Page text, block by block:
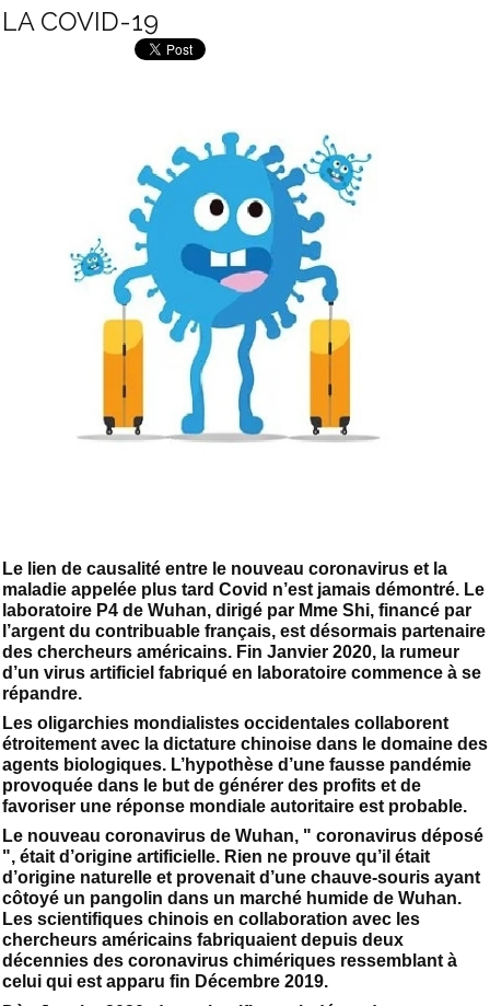
LA COVID-19
Le lien de causalité entre le nouveau coronavirus et la
maladie appelée plus tard Covid n’est jamais démontré. Le
laboratoire P4 de Wuhan, dirigé par Mme Shi, financé par
l’argent du contribuable français, est désormais partenaire
des chercheurs américains. Fin Janvier 2020, la rumeur
d’un virus artificiel fabriqué en laboratoire commence à se
répandre.
Les oligarchies mondialistes occidentales collaborent
étroitement avec la dictature chinoise dans le domaine des
agents biologiques. L’hypothèse d’une fausse pandémie
provoquée dans le but de générer des profits et de
favoriser une réponse mondiale autoritaire est probable.
Le nouveau coronavirus de Wuhan, " coronavirus déposé
", était d’origine artificielle. Rien ne prouve qu’il était
d’origine naturelle et provenait d’une chauve-souris ayant
côtoyé un pangolin dans un marché humide de Wuhan.
Les scientifiques chinois en collaboration avec les
chercheurs américains fabriquaient depuis deux
décennies des coronavirus chimériques ressemblant à
celui qui est apparu fin Décembre 2019.